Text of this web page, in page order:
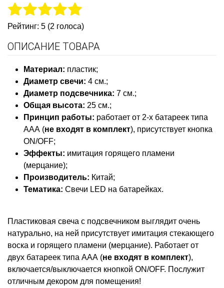
Рейтинг: 5 (2 голоса)
ОПИСАНИЕ ТОВАРА
Материал: пластик;
Диаметр свечи: 4 см.;
Диаметр подсвечника: 7 см.;
Общая высота: 25 см.;
Принцип работы: работает от 2-х батареек типа
ААА (не входят в комплект), присутствует кнопка
ON/OFF;
Эффекты: имитация горящего пламени
(мерцание);
Производитель: Китай;
Тематика: Свечи LED на батарейках.
Пластиковая свеча с подсвечником выглядит очень
натурально, на ней присутствует имитация стекающего
воска и горящего пламени (мерцание). Работает от
двух батареек типа ААА (не входят в комплект),
включается/выключается кнопкой ON/OFF. Послужит
отличным декором для помещения!